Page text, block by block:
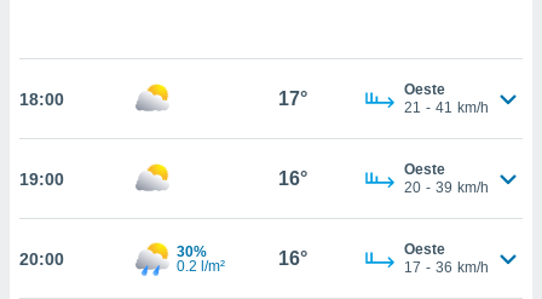
aceptar
de
sitio
18:00 17°
Oeste
21 - 41 km/h
19:00 16°
Oeste
20 - 39 km/h
20:00
30%
0.2 l/m²
16°
Oeste
17 - 36 km/h